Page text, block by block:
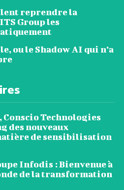
reprendre la
Group les
ou le Shadow AI qui n’a
Technologies
des nouveaux
de sensibilisation
Infodis : Bienvenue à
de la transformation